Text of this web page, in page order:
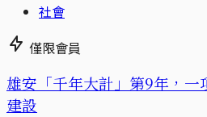
社會
僅限會員
雄安「千年大計」第9年，
建設